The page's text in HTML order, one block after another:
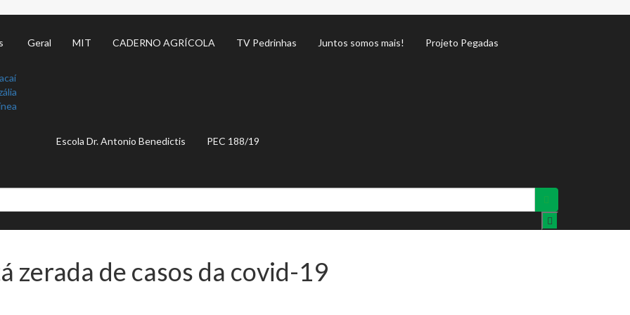
Geral MIT CADERNO AGRÍCOLA TV Pedrinhas Juntos somos mais! Projeto Pegadas
Escola Dr. Antonio Benedictis PEC 188/19
zerada de casos da covid-19